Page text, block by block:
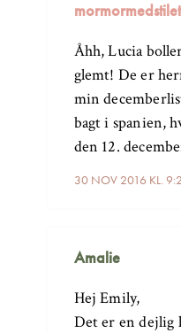
30 NOV 2016 KL.
Åhh, Lucia
glemt! De er
min
bagt i spanien,
den 12.
Amalie
Hej Emily,
Det er en dejlig